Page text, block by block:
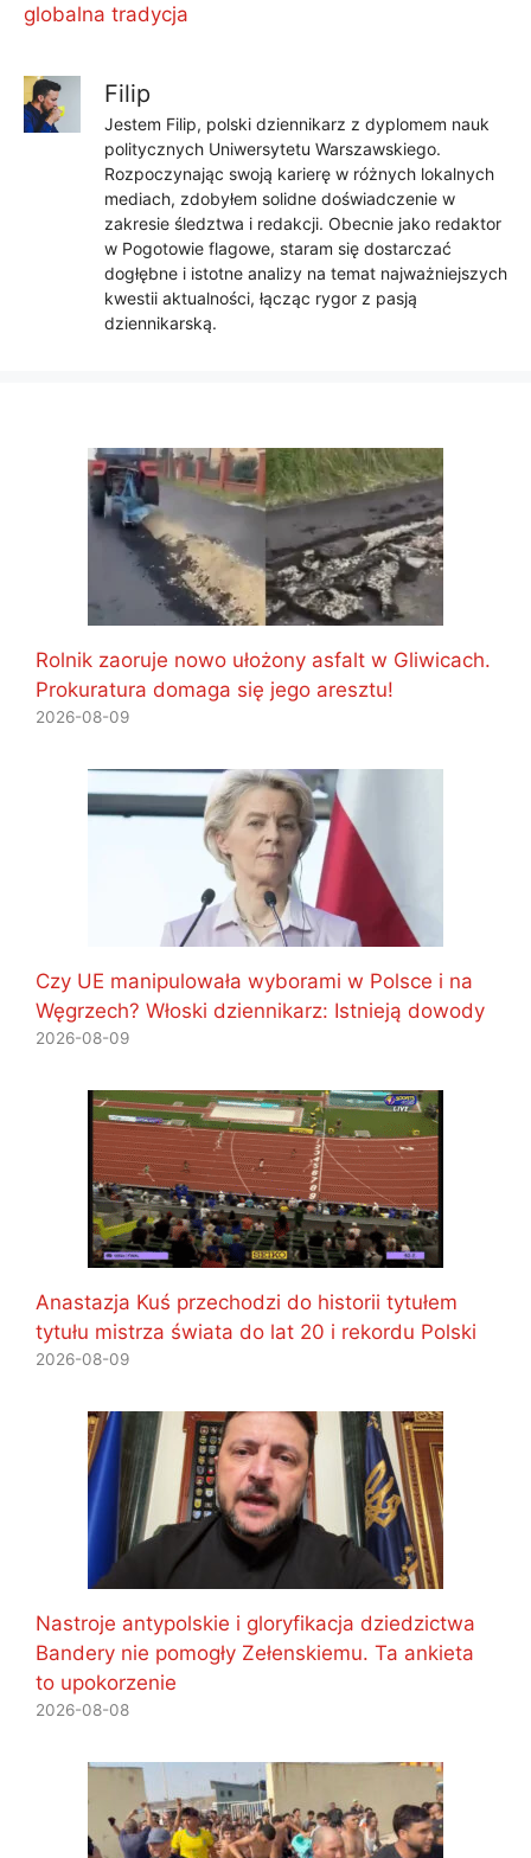
globalna tradycja
Filip
Jestem Filip, polski dziennikarz z dyplomem nauk
politycznych Uniwersytetu Warszawskiego.
Rozpoczynając swoją karierę w różnych lokalnych
mediach, zdobyłem solidne doświadczenie w
zakresie śledztwa i redakcji. Obecnie jako redaktor
w Pogotowie flagowe, staram się dostarczać
dogłębne i istotne analizy na temat najważniejszych
kwestii aktualności, łącząc rygor z pasją
dziennikarską.
Rolnik zaoruje nowo ułożony asfalt w Gliwicach.
Prokuratura domaga się jego aresztu!
2026-08-09
Czy UE manipulowała wyborami w Polsce i na
Węgrzech? Włoski dziennikarz: Istnieją dowody
2026-08-09
Anastazja Kuś przechodzi do historii tytułem
tytułu mistrza świata do lat 20 i rekordu Polski
2026-08-09
Nastroje antypolskie i gloryfikacja dziedzictwa
Bandery nie pomogły Zełenskiemu. Ta ankieta
to upokorzenie
2026-08-08